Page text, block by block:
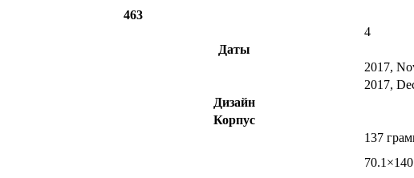
463
4
Даты
2017,
2017,
Дизайн
Корпус
137